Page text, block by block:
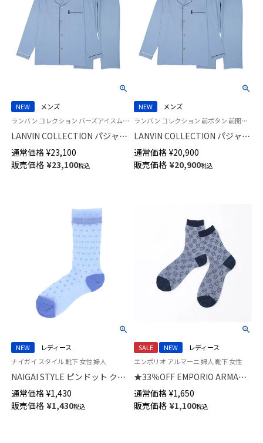
NEW
メンズ
ランバン コレクション バーズアイスムース 部屋着 男性 紳士 ラウンジウェア
LANVIN COLLECTION パジャマ
上下セット 綿100% スムースバ
ーズアイ 先染め 【LLサイズ】 長
袖 長丈パンツ 前ボタン 前開き
通常価格 ¥23,100
販売価格 ¥23,100税込
NEW
メンズ
ランバン コレクション 前ボタン 前開き 公式オンラインショップ 紳士 ラウンジウェア
LANVIN COLLECTION パジャマ
上下セット 綿100% 先染めスム
ースバーズアイ 長袖 長丈パン
ツ メンズ S M Lサイズ
通常価格 ¥20,900
販売価格 ¥20,900税込
NEW
レディース
ナイガイ スタイル 靴下 女性 婦人
NAIGAI STYLE ピンドット クル
ー丈 レディース ソックス 日本
製 03097119
通常価格 ¥1,430
販売価格 ¥1,430税込
SALE NEW
レディース
エンポリオ アルマーニ 婦人 靴下 女性
★33％OFF EMPORIO ARMANI
イーグル ジャガード クルー丈
ソックス レディース 日本製
03447103
通常価格 ¥1,650
販売価格 ¥1,100税込